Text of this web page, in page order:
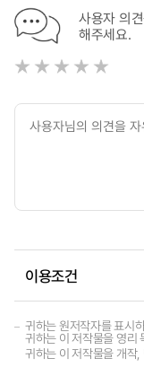
사용자 의
해주세요.
이용조건
귀하는 원저작자를 표시
귀하는 이 저작물을 영리
귀하는 이 저작물을 개작